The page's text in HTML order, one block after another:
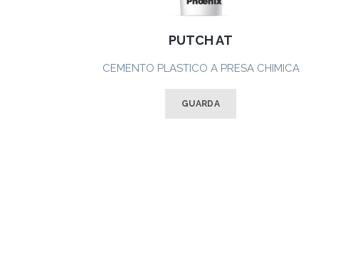
PUTCH AT
CEMENTO PLASTICO A PRESA CHIMICA
GUARDA